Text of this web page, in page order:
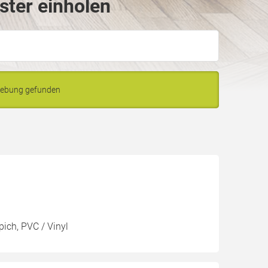
einholen
gefunden
PVC / Vinyl